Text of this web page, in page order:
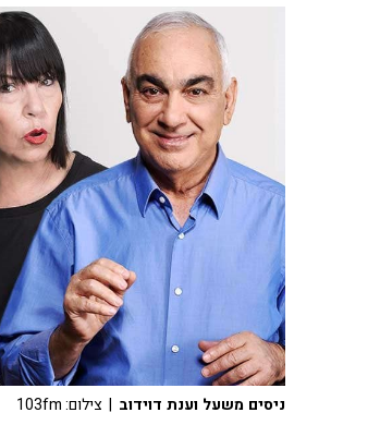
ניסים משעל וענת דוידוב | צילום: 103fm